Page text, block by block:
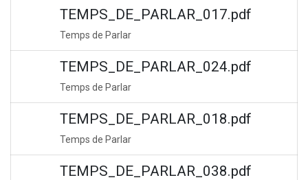
TEMPS_DE_PARLAR_017.pdf
Temps de Parlar
TEMPS_DE_PARLAR_024.pdf
Temps de Parlar
TEMPS_DE_PARLAR_018.pdf
Temps de Parlar
TEMPS_DE_PARLAR_038.pdf